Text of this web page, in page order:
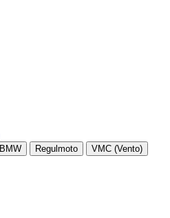
BMW Regulmoto VMC (Vento)